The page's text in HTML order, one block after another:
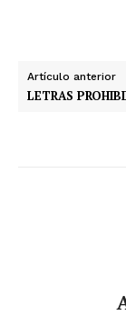
Artículo anterior
LETRAS